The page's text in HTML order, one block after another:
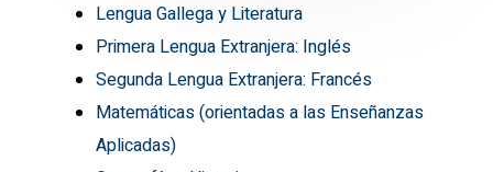
Lengua Gallega y Literatura
Primera Lengua Extranjera: Inglés
Segunda Lengua Extranjera: Francés
Matemáticas (orientadas a las Enseñanzas
Aplicadas)